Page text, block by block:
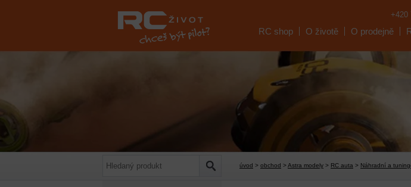
+420
RC shop O životě O prodejně
úvod > obchod >Astra modely > RC auta > Náhradní a